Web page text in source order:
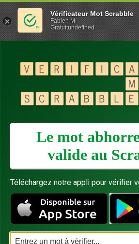
Le mot
valide au
Téléchargez notre appli pour vérifier
Vérificateur Mot Scrabble
Fabien M
Gratuitundefined